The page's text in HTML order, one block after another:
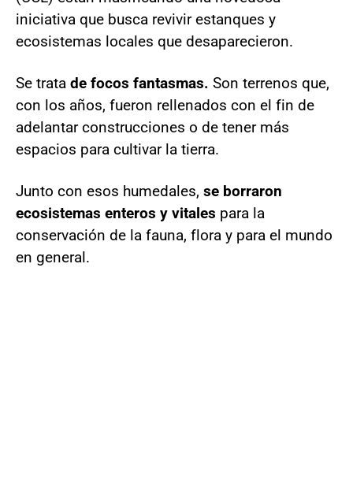
iniciativa que busca revivir estanques y
ecosistemas locales que desaparecieron.
Se trata de focos fantasmas. Son terrenos que,
con los años, fueron rellenados con el fin de
adelantar construcciones o de tener más
espacios para cultivar la tierra.
Junto con esos humedales, se borraron
ecosistemas enteros y vitales para la
conservación de la fauna, flora y para el mundo
en general.